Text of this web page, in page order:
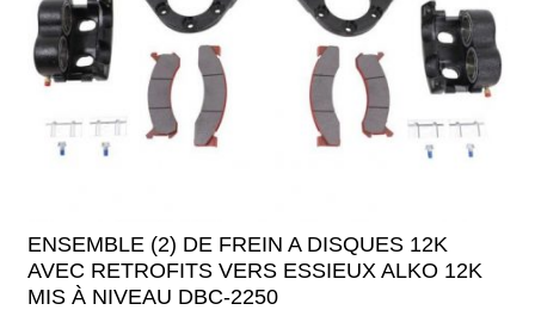
ENSEMBLE (2) DE FREIN A DISQUES 12K
AVEC RETROFITS VERS ESSIEUX ALKO 12K
MIS À NIVEAU DBC-2250